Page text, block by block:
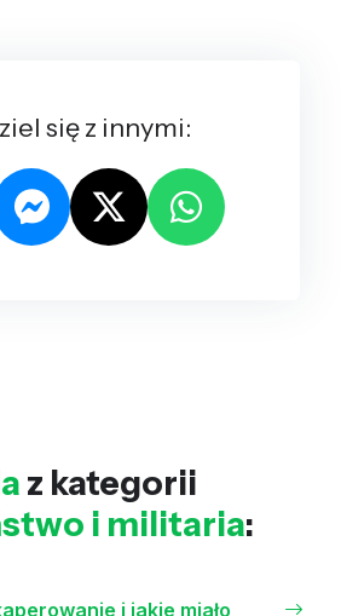
się z innymi:
z kategorii
i militaria:
i jakie miało